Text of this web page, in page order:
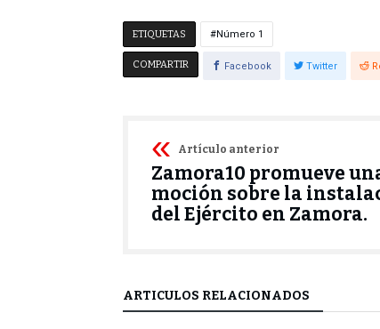
ETIQUETAS Número 1
COMPARTIR Facebook Twitter
Artículo anterior
Zamora10 promueve
moción sobre la
del Ejército en Zamora.
ARTÍCULOS RELACIONADOS